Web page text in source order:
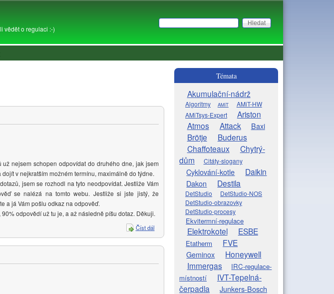
vědět o regulaci :-) Vyhledávání
Hledat
nejsem schopen odpovídat do druhého dne, jak jsem
v nejkratším možném termínu, maximálně do týdne.
jsem se rozhodl na tyto neodpovídat. Jestliže Vám
se nalézá na tomto webu. Jestliže si jste jistý, že
a já Vám pošlu odkaz na odpověď.
odpovědí už tu je, a až následně píšu dotaz. Děkuji.
Číst dál Napřed hledejte na serveru
Témata
Akumulační-nádrž
Algoritmy AMiT
AMiT-HW
AMiTsys-Expert
Ariston
Atmos
Attack Baxi
Brötje
Buderus
Chaffoteaux
Chytrý-
dům
Citáty-slogany
Cyklování-kotle Daikin
Dakon Destila
DetStudio
DetStudio-NOS
DetStudio-obrazovky
DetStudio-procesy
Ekvitermní-regulace
Elektrokotel ESBE
Etatherm FVE
Geminox
Honeywell
Immergas
IRC-regulace-
místností
IVT-Tepelná-
čerpadla
Junkers-Bosch